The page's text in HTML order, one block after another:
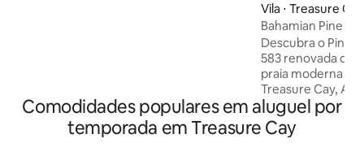
menos de um minuto da praia isolada
para relaxar e apreciar o pôr do sol
Vila ⋅ Treasure Cay
Bahamian Pine —
Descubra o
583 renovada
praia moderna
Treasure Cay,
limpo possui
cozinha
eletrodomésticos
Comodidades populares em aluguel por
temporada em Treasure Cay